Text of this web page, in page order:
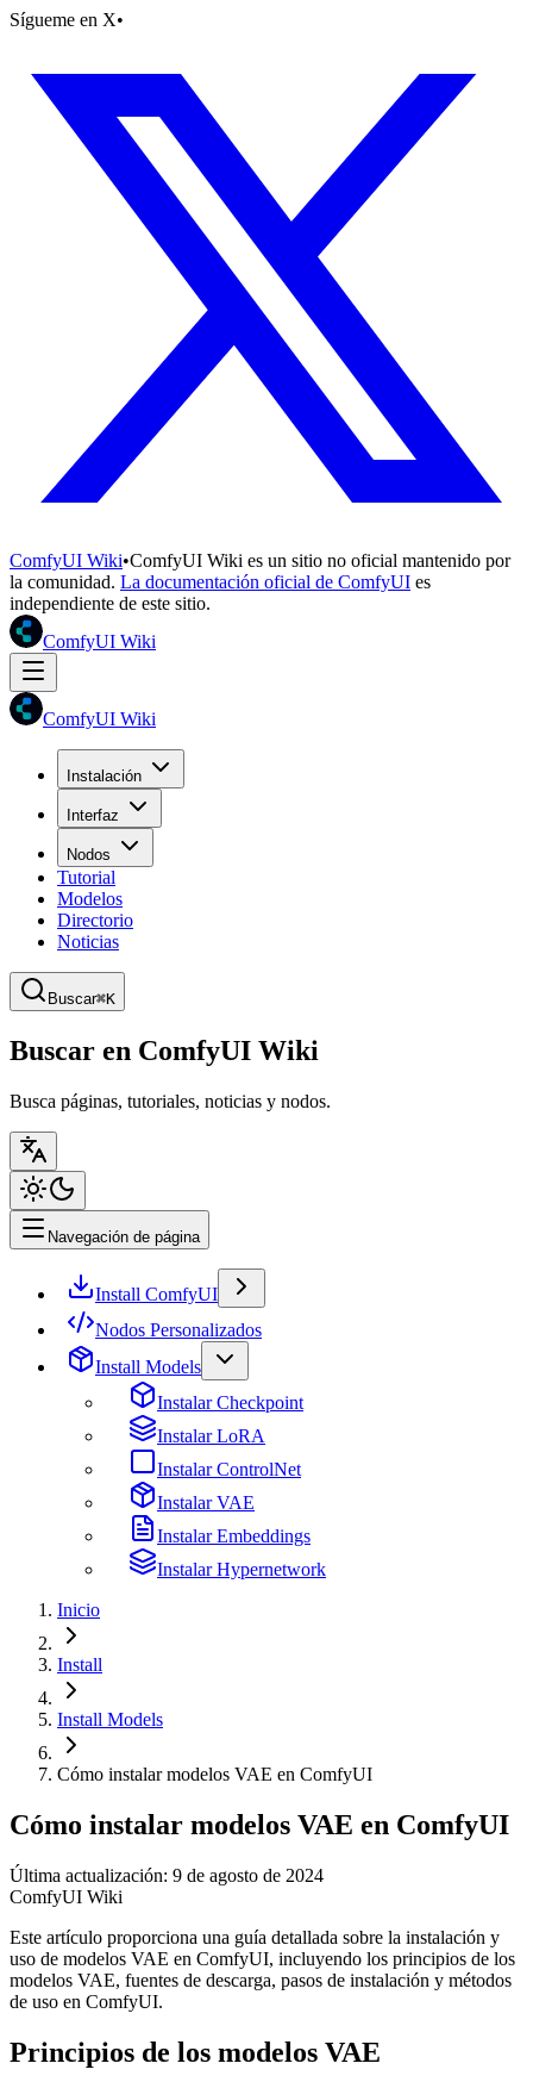
Sígueme en X•
ComfyUI Wiki•ComfyUI Wiki es un sitio no oficial mantenido por
la comunidad. La documentación oficial de ComfyUI es
independiente de este sitio.
ComfyUI Wiki
ComfyUI Wiki
Instalación
Interfaz
Nodos
Tutorial
Modelos
Directorio
Noticias
Buscar⌘K
Buscar en ComfyUI Wiki
Busca páginas, tutoriales, noticias y nodos.
Navegación de página
Install ComfyUI
Nodos Personalizados
Install Models
Instalar Checkpoint
Instalar LoRA
Instalar ControlNet
Instalar VAE
Instalar Embeddings
Instalar Hypernetwork
Inicio
Install
Install Models
Cómo instalar modelos VAE en ComfyUI
Cómo instalar modelos VAE en ComfyUI
Última actualización: 9 de agosto de 2024
ComfyUI Wiki
Este artículo proporciona una guía detallada sobre la instalación y
uso de modelos VAE en ComfyUI, incluyendo los principios de los
modelos VAE, fuentes de descarga, pasos de instalación y métodos
de uso en ComfyUI.
Principios de los modelos VAE